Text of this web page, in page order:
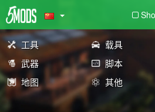
工具 载具
武器
脚本
地图
其他